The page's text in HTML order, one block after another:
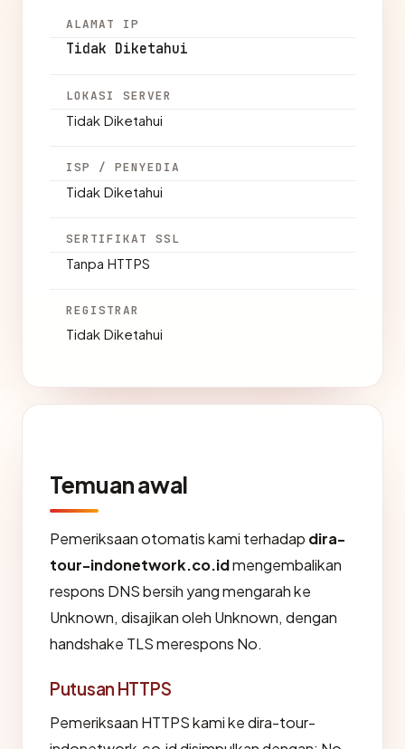
ALAMAT IP
Tidak Diketahui
LOKASI SERVER
Tidak Diketahui
ISP / PENYEDIA
Tidak Diketahui
SERTIFIKAT SSL
Tanpa HTTPS
REGISTRAR
Tidak Diketahui
Temuan awal
Pemeriksaan otomatis kami terhadap dira-
tour-indonetwork.co.idmengembalikan
respons DNS bersih yang mengarah ke
Unknown, disajikan oleh Unknown, dengan
handshake TLS merespons No.
Putusan HTTPS
Pemeriksaan HTTPS kami ke dira-tour-